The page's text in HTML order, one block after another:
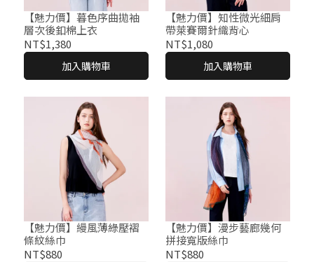
【魅力價】暮色序曲拋袖
層次後釦棉上衣
NT$1,380
加入購物車
【魅力價】知性微光細肩
帶萊賽爾針織背心
NT$1,080
加入購物車
【魅力價】縵風薄綠壓褶
條紋絲巾
NT$880
【魅力價】漫步藝廊幾何
拼接寬版絲巾
NT$880